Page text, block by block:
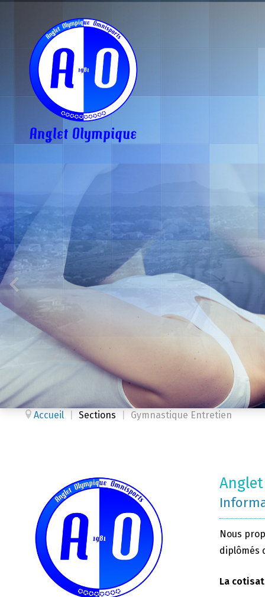
Accueil Sections Gymnastique Entretien
Nous
diplômés
La